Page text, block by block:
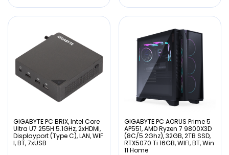
GIGABYTE PC BRIX, Intel Core
Ultra U7 255H 5.1GHz, 2xHDMI,
Displayport (Type C), LAN, WIF
I, BT, 7xUSB
GIGABYTE PC AORUS Prime 5
AP551, AMD Ryzen 7 9800X3D
(8C/5.2Ghz), 32GB, 2TB SSD,
RTX5070 Ti 16GB, WIFI, BT, Win
11 Home